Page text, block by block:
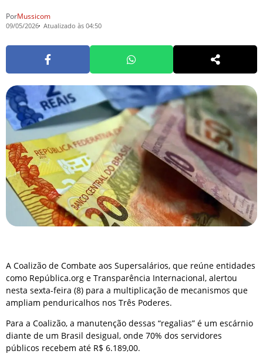
PorMussicom
09/05/2026 Atualizado às 04:50
A Coalizão de Combate aos Supersalários, que reúne entidades
como República.org e Transparência Internacional, alertou
nesta sexta-feira (8) para a multiplicação de mecanismos que
ampliam penduricalhos nos Três Poderes.
Para a Coalizão, a manutenção dessas “regalias” é um escárnio
diante de um Brasil desigual, onde 70% dos servidores
públicos recebem até R$ 6.189,00.